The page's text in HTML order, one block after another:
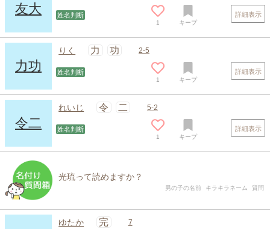
友大 姓名判断
1 キープ
詳細表示
力功
りく 力 功 2-5
姓名判断
1 キープ
詳細表示
令二
れいじ 令 二 5-2
姓名判断
1 キープ
詳細表示
光琉って読めますか？
男の子の名前 キラキラネーム 質問
ゆたか 完 7